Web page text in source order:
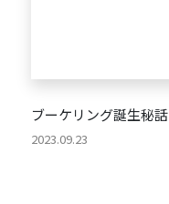
ブーケリング誕生秘話
2023.09.23